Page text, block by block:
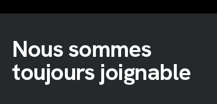
Nous sommes
toujours joignable